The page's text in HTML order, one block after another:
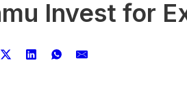
Invest for